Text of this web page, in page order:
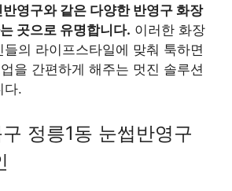
영구와 같은 다양한 반영구 화장
곳으로 유명합니다. 이러한 화장
의 라이프스타일에 맞춰 툭하면
을 간편하게 해주는 멋진 솔루션
다.
정릉1동 눈썹반영구